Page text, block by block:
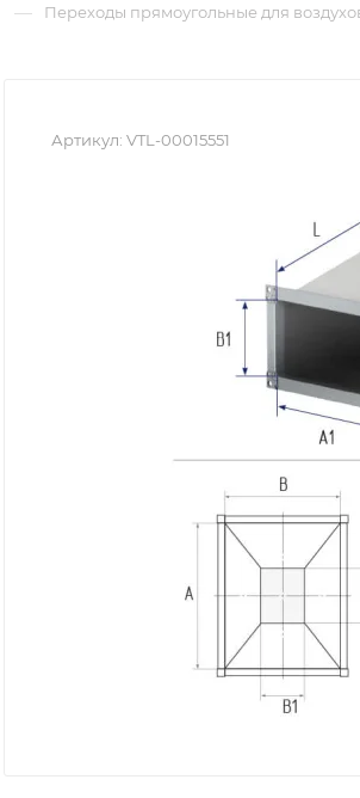
— Переходы прямоугольные для
Артикул: VTL-00015551